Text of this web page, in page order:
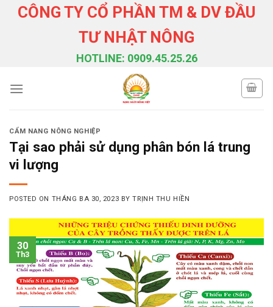
SkipCÔNG TY CỔ PHẦN TM & DV ĐẦU
TƯ NHẬT NÔNG
HOTLINE: 0909.45.25.26
CẨM NANG NÔNG NGHIỆP
Tại sao phải sử dụng phân bón lá trung
vi lượng
POSTED ON THÁNG BA 30, 2023 BYTRỊNH THU HIỀN
30
Th3